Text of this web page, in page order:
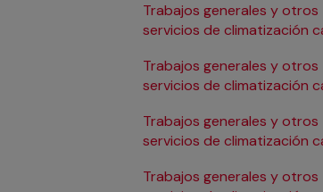
Trabajos generales y otros
servicios de climatización
Trabajos generales y otros
servicios de climatización
Trabajos generales y otros
servicios de climatización
Trabajos generales y otros